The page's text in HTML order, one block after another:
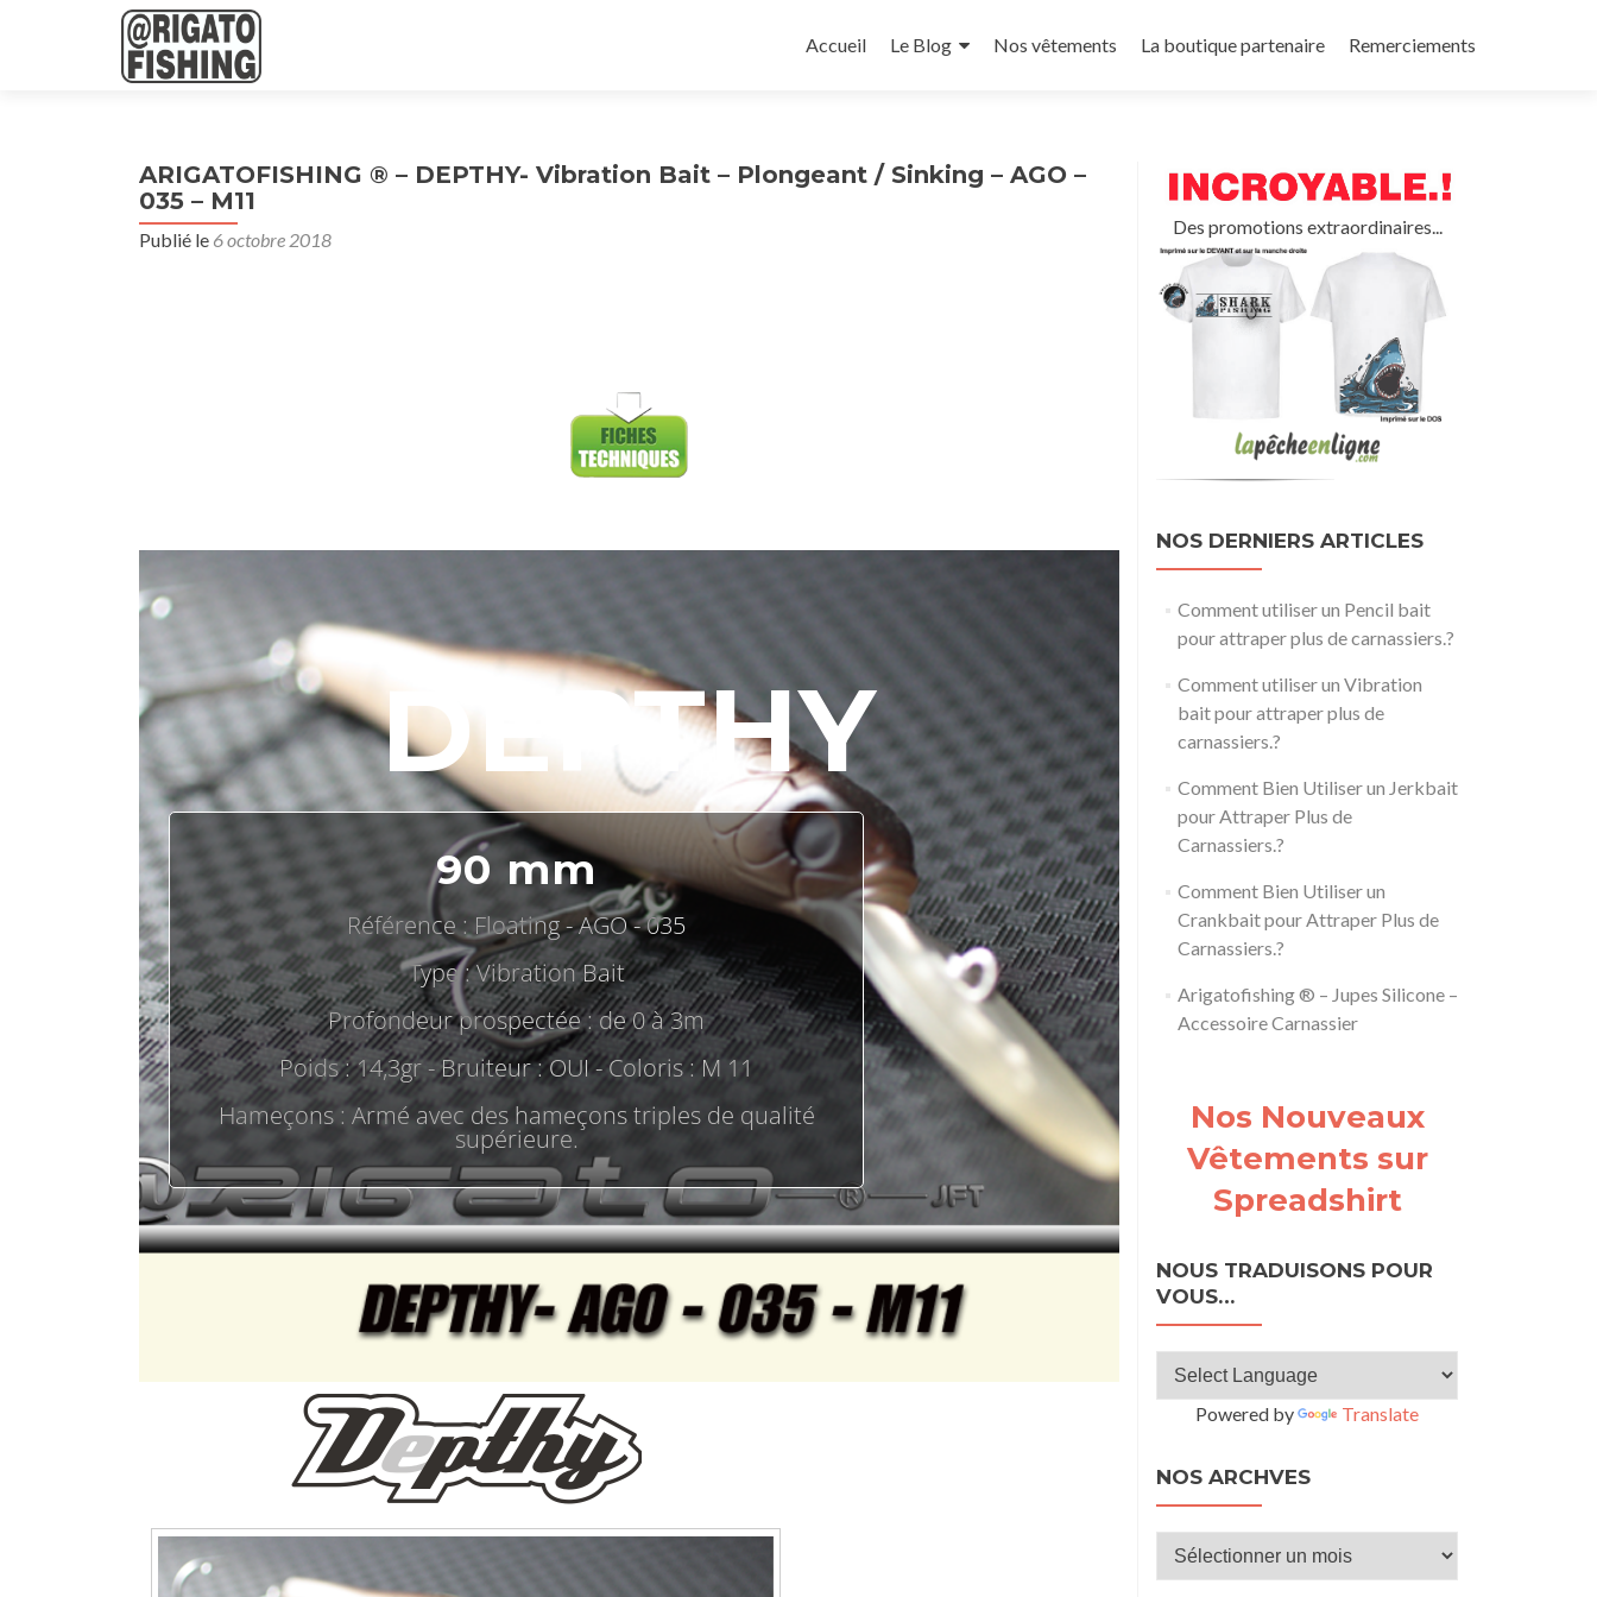
Accueil Le Blog Nos vêtements La boutique partenaire Remerciements
ARIGATOFISHING ® – DEPTHY- Vibration Bait – Plongeant / Sinking – AGO –
035 – M11
Publié le 6 octobre 2018
DEPTHY
90 mm
Référence : Floating - AGO - 035
Type : Vibration Bait
Profondeur prospectée : de 0 à 3m
Poids : 14,3gr - Bruiteur : OUI - Coloris : M 11
Hameçons : Armé avec des hameçons triples de qualité
supérieure.
Des promotions extraordinaires...
NOS DERNIERS ARTICLES
Comment utiliser un Pencil bait
pour attraper plus de carnassiers.?
Comment utiliser un Vibration
bait pour attraper plus de
carnassiers.?
Comment Bien Utiliser un Jerkbait
pour Attraper Plus de
Carnassiers.?
Comment Bien Utiliser un
Crankbait pour Attraper Plus de
Carnassiers.?
Arigatofishing ® – Jupes Silicone –
Accessoire Carnassier
Nos Nouveaux
Vêtements sur
Spreadshirt
NOUS TRADUISONS POUR
VOUS…
Powered by Translate
NOS ARCHVES